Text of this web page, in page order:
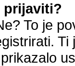
prijaviti?
To je